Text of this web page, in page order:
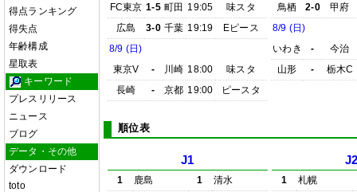
得点ランキング
得失点
年齢構成
星取表
キーワード
プレスリリース
ニュース
ブログ
データ・その他
ダウンロード
toto
FC東京 1-5 町田 19:05
味スタ
広島
3-0 千葉 19:19
Eピース
8/9 (日)
東京V
- 川崎 18:00
味スタ
長崎
- 京都 19:00 ピースタ
鳥栖
2-0
甲府
8/9 (日)
いわき
-
今治
山形
- 栃木C
順位表
J1
1 鹿島 1
清水
1
札幌